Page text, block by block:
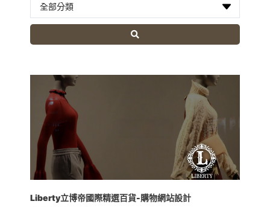
Liberty立博帝國際精選百貨-購物網站設計